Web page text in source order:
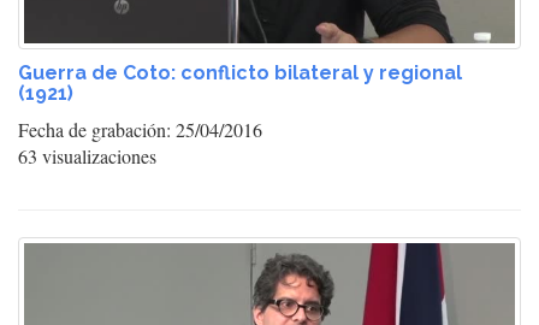
Guerra de Coto: conflicto bilateral y regional
(1921)
Fecha de grabación: 25/04/2016
63 visualizaciones